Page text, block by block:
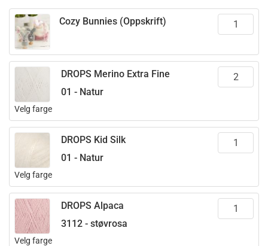
Cozy Bunnies (Oppskrift)
Velg farge
DROPS Merino Extra Fine
01 - Natur
Velg farge
DROPS Kid Silk
01 - Natur
Velg farge
DROPS Alpaca
3112 - støvrosa